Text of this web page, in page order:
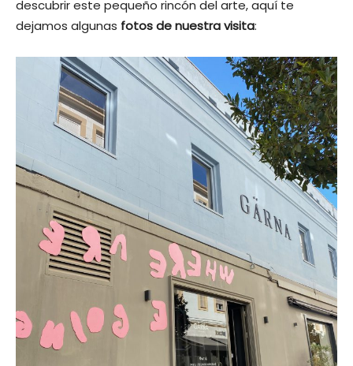
descubrir este pequeño rincón del arte, aquí te
dejamos algunas fotos de nuestra visita: